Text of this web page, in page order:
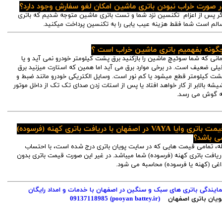
صورت خراب نبودن باتری ماشین امکان لغو سفارش وجود دارد؟
پس از اعزام تکنسین نزد شما و تست باتری ماشین متوجه شدیم که باتری
است شما فقط هزینه عیب یابی را به تکنسین پرداخت میکنید.
بفهمیم باتری ماشین خراب است ؟
که شما سوئیچ ماشین را بازکنید برق پشت کیلومتر خودرو نمی آید و یا
ضعیف است. در برخی موارد برق می آید اما همین که استارت میزنید برق
کیلومتر قطع میشود یا کم نور است. وسایل الکتریکی خودرو مانند ضبط و
بالابر از کار خواهد افتاد یا پس از استات زدن صدای تک تک از داخل موتور
گوش می رسد.
قیمت باتری وایا VAYA در اصفهان با دریافت باتری کهنه (فرسوده)
باشد؟
تمامی قیمت هایی که در سایت پویان باتری درج شده است، با احتساب
باتری کهنه (فرسوده) شما میباشد. در غیر این صورت قیمت باتری بدون
(کهنه یا فرسوده) محاسبه می شود.
باتری های سبک و سنگین در اصفهان با خدمات و امداد رایگان
باتری اصفهان
(pooyan battey.ir)
09137118985